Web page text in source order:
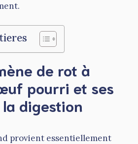
de rot à
pourri et ses
digestion
provient essentiellement